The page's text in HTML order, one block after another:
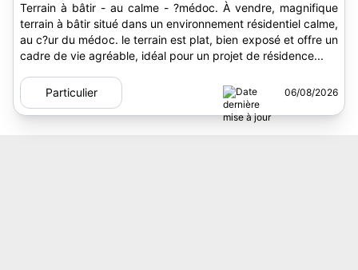
Terrain à bâtir - au calme - ?médoc. À vendre, magnifique
terrain à bâtir situé dans un environnement résidentiel calme,
au c?ur du médoc. le terrain est plat, bien exposé et offre un
cadre de vie agréable, idéal pour un projet de résidence...
Particulier 06/08/2026